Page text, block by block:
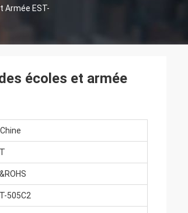
Armée EST-
écoles et armée
505C2